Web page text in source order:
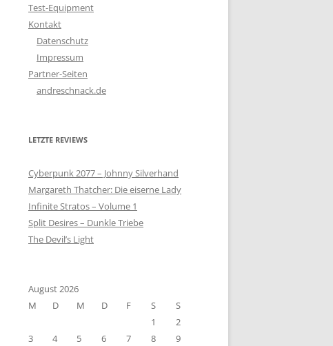
Test-Equipment
Kontakt
Datenschutz
Impressum
Partner-Seiten
andreschnack.de
LETZTE REVIEWS
Cyberpunk 2077 – Johnny Silverhand
Margareth Thatcher: Die eiserne Lady
Infinite Stratos – Volume 1
Split Desires – Dunkle Triebe
The Devil’s Light
August 2026
M
D M D F S
S
1
2
3
4 5 6 7 8
9